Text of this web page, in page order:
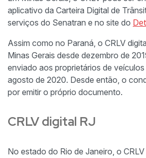
aplicativo da Carteira Digital de
serviços do Senatran e no site do
Assim como no Paraná, o CRLV
Minas Gerais desde dezembro de
enviado aos proprietários de
agosto de 2020. Desde então, o
por emitir o próprio documento.
CRLV digital RJ
No estado do Rio de Janeiro, o